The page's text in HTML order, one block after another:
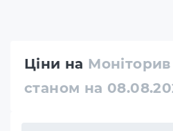
Ціни на Моніторив
станом на